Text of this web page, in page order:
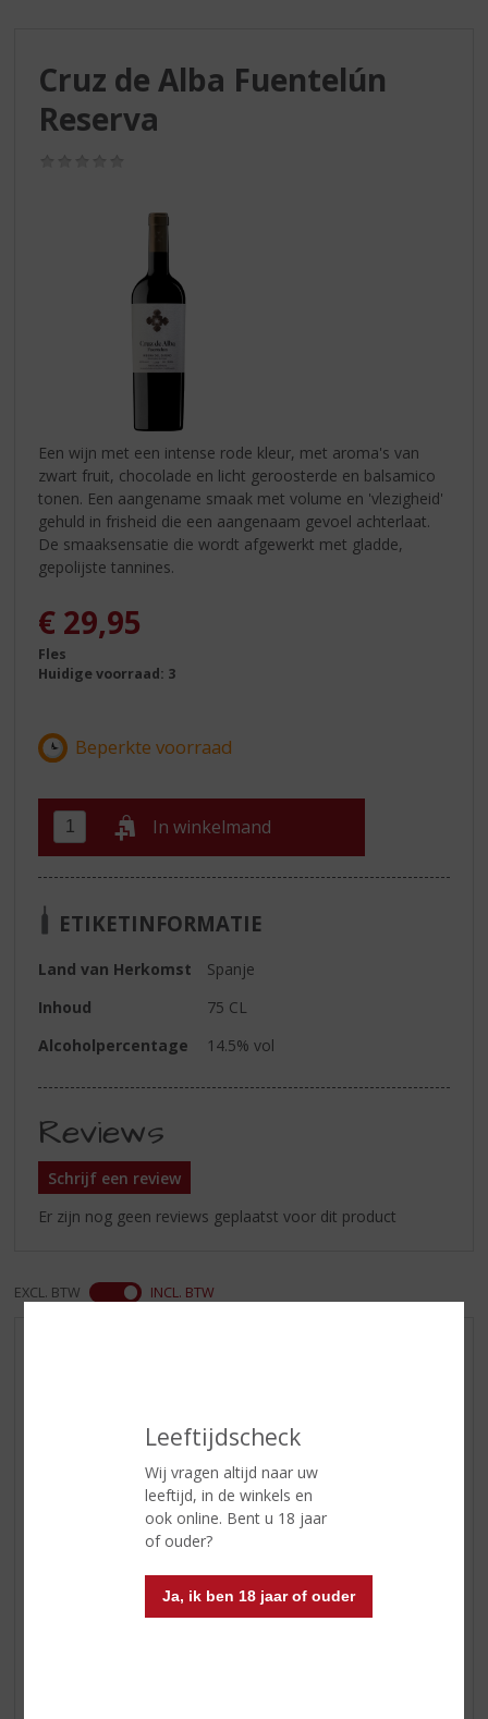
Leeftijdscheck
Wij vragen altijd naar uw
leeftijd, in de winkels en
ook online. Bent u 18 jaar
of ouder?
Ja, ik ben 18 jaar of ouder
Cruz de Alba Fuentelún
Reserva
Een wijn met een intense rode kleur, met aroma's van
zwart fruit, chocolade en licht geroosterde en balsamico
tonen. Een aangename smaak met volume en 'vlezigheid'
gehuld in frisheid die een aangenaam gevoel achterlaat.
De smaaksensatie die wordt afgewerkt met gladde,
gepolijste tannines.
€ 29,95
Fles
Huidige voorraad: 3
In winkelmand
ETIKETINFORMATIE
Land van Herkomst
Spanje
Inhoud
75 CL
Alcoholpercentage
14.5% vol
Reviews
Schrijf een review
Er zijn nog geen reviews geplaatst voor dit product
EXCL. BTW INCL. BTW
NIEUW OVERIG
WIJN VAN DE MAAND
WHISKY VAN DE MAAND
RUM VAN DE MAAND
BIER VAN DE MAAND
SPIRIT VAN DE MAAND